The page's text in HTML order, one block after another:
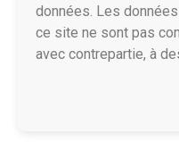
données. Les
ce site ne sont pas
avec contrepartie, à